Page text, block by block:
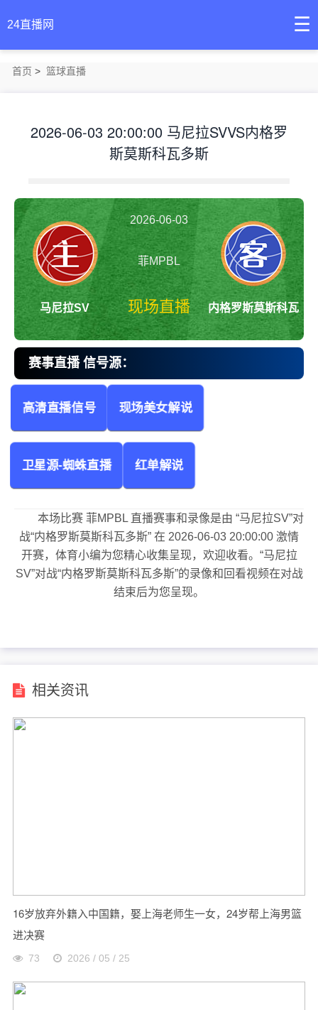
24直播网 ☰
首页 > 篮球直播
2026-06-03 20:00:00 马尼拉SVVS内格罗
斯莫斯科瓦多斯
马尼拉SV
2026-06-03
20:00:00
菲MPBL
现场直播 内格罗斯莫斯科瓦
马尼拉SVvs内格罗斯莫斯科瓦多斯 菲MPBL
赛事直播 信号源：
高清直播信号 现场美女解说
卫星源-蜘蛛直播 红单解说
本场比赛 菲MPBL 直播赛事和录像是由 “马尼拉SV”对
战“内格罗斯莫斯科瓦多斯” 在 2026-06-03 20:00:00 激情
开赛，体育小编为您精心收集呈现，欢迎收看。“马尼拉
SV”对战“内格罗斯莫斯科瓦多斯”的录像和回看视频在对战
结束后为您呈现。
相关资讯
16岁放弃外籍入中国籍，娶上海老师生一女，24岁帮上海男篮
进决赛
73 2026 / 05 / 25